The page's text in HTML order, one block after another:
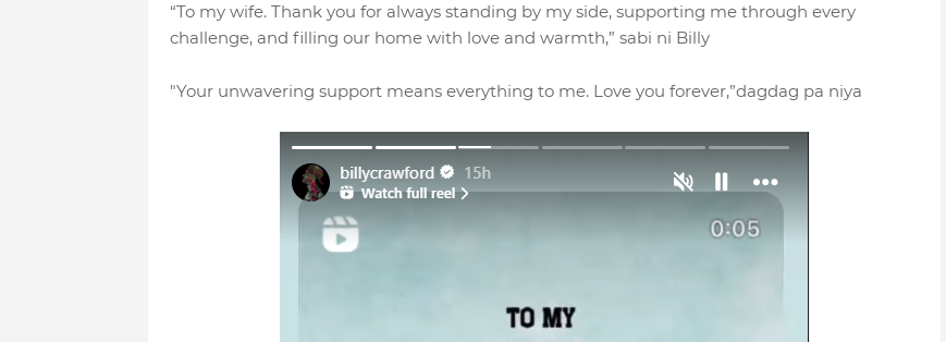
“To my wife. Thank you for always standing by my side, supporting me through every
challenge, and filling our home with love and warmth,” sabi ni Billy
"Your unwavering support means everything to me. Love you forever,”dagdag pa niya